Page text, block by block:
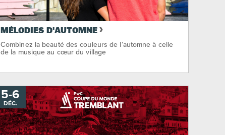
MÉLODIES D'AUTOMNE
Combinez la beauté des couleurs de l’automne à celle
de la musique au cœur du village
5-AU
6
DÉC.